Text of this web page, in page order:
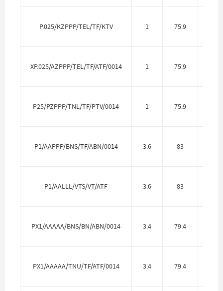
P.025/KZPPP/TEL/TF/KTV 1 75.9
XP.025/AZPPP/TEL/TF/ATF/0014 1 75.9
P25/PZPPP/TNL/TF/PTV/0014 1 75.9
P1/AAPPP/BNS/TF/ABN/0014 3.6 83
P1/AALLL/VTS/VT/ATF 3.6 83
PX1/AAAAA/BNS/BN/ABN/0014 3.4 79.4
PX1/AAAAA/TNU/TF/ATF/0014 3.4 79.4